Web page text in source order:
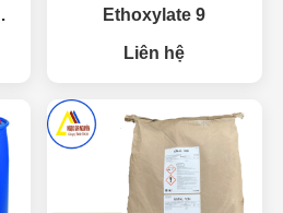
Ethoxylate 9
Liên hệ